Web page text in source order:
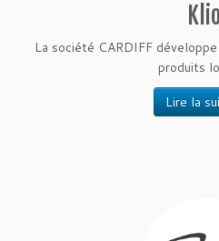
La société CARDIFF
produits
Lire la